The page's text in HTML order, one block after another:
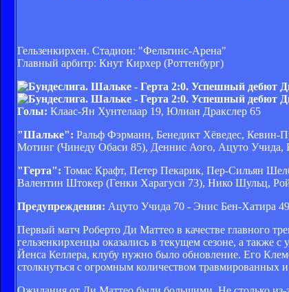
Гельзенкирхен. Стадион: "Фельтинс-Арена"
Главный арбитр: Кнут Кирхер (Роттенбург)
Голы: Клаас-Ян Хунтелаар 19, Юлиан Дракслер 65
"Шальке": Ральф Фэрманн, Бенедикт Хёведес,
Мотинг (Чинеду Обаси 85), Деннис Аого, Ацуто
"Герта": Томас Крафт, Петер Пекарик, Пер-Сильян
Валентин Штокер (Генки Харагуси 73), Нико Шульц,
Предупреждения: Ацуто Учида 70 - Энис Бен-Хатира 49
Первый матч Роберто Ди Маттео в качестве главного
гельзенкирхенцы оказались в текущем сезоне, а также
Йенса Келлера, клубу нужно было обновление. Его
столкнуться с огромным количеством травмированных